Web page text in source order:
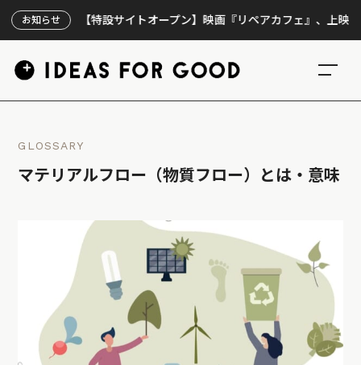
お知らせ
【特設サイトオープン】映画『リペアカフェ』、上映300回の
GLOSSARY
マテリアルフロー（物質フロー）とは・意味